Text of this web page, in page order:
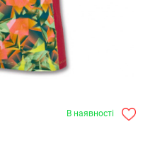
В наявності